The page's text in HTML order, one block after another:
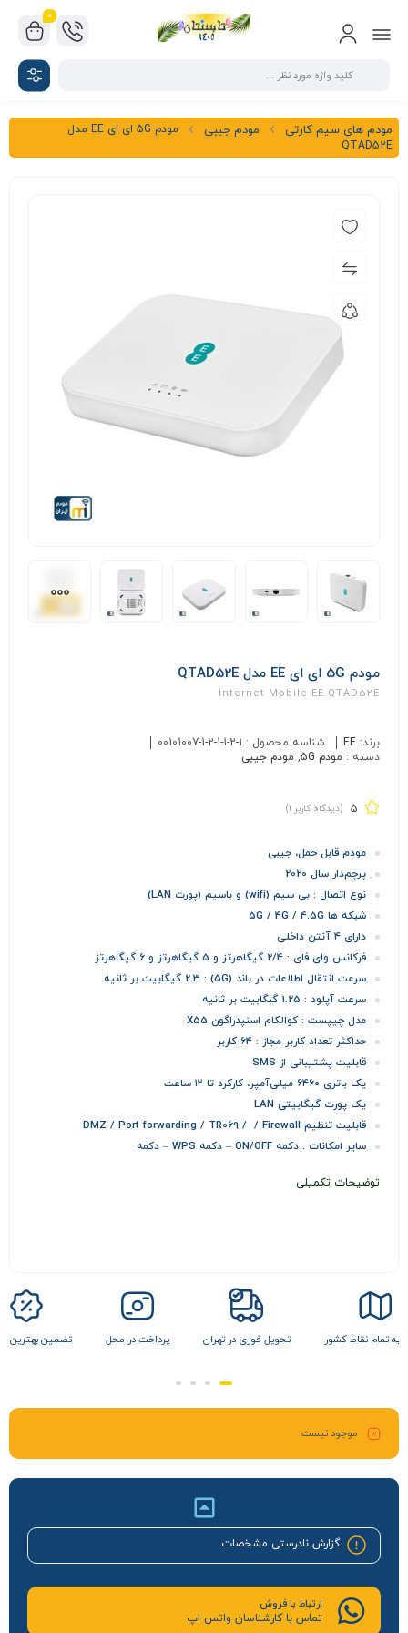
0
مودم های سیم کارتی مودم جیبی
مودم 5G ای ای EE مدل
QTAD52E
مودم 5G ای ای EE مدل QTAD52E
Internet Mobile EE QTAD52E
برند: EE شناسه محصول : 00101007-1-2-1-1-2-1
دسته : مودم 5G , مودم جیبی
5 (دیدگاه کاربر 1
)
مودم قابل حمل، جیبی
پرچم‌دار سال 2020
نوع اتصال : بی سیم (wifi) و باسیم (پورت LAN)
شبکه ها 5G / 4G / 4.5G
دارای ۴ آنتن داخلی
فرکانس وای فای : 2/4 گیگاهرتز و 5 گیگاهرتز و 6 گیگاهرتز
سرعت انتقال اطلاعات در باند (5G) : 2.3 گیگابیت بر ثانیه
سرعت آپلود : 1.25 گبگابیت بر ثانیه
مدل چیپست : کوالکام اسنپدراگون X55
حداکثر تعداد کاربر مجاز : 64 کاربر
قابلیت پشتیبانی از SMS
یک باتری ۶۴۶۰ میلی‌آمپر، کارکرد تا ۱۲ ساعت
یک پورت گیگابیتی LAN
قابلیت تنظیم DMZ / Port forwarding / TR069 / / Firewall
سایر امکانات : دکمه ON/OFF – دکمه WPS – دکمه
توضیحات تکمیلی
نقاط کشور تحویل فوری در تهران پرداخت در محل تضمین بهترین قیمت
موجود نیست
گزارش نادرستی مشخصات
ارتباط با فروش
تماس با کارشناسان واتس اپ